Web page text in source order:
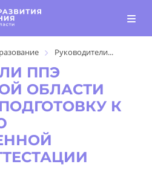
Руководители...
ППЭ
ОБЛАСТИ
К